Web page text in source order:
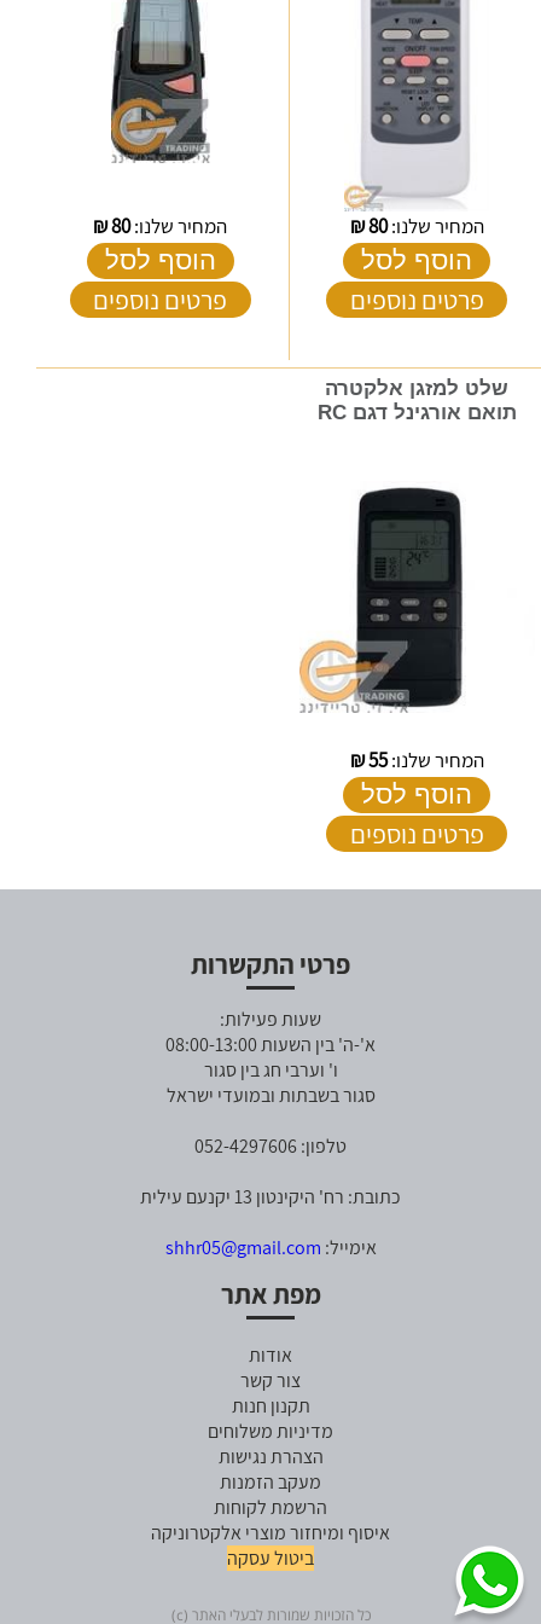
המחיר שלנו:80
₪
הוסף לסל
פרטים נוספים
המחיר שלנו:80
₪
הוסף לסל
פרטים נוספים
שלט למזגן אלקטרה
תואם אורגינל דגם RC
המחיר שלנו:55
₪
הוסף לסל
פרטים נוספים
פרטי התקשרות
שעות פעילות:
א'-ה' בין השעות 08:00-13:00
ו' וערבי חג בין סגור
סגור בשבתות ובמועדי ישראל
טלפון: 052-4297606
כתובת: רח' היקינטון 13 יקנעם עילית
אימייל: shhr05@gmail.com
מפת אתר
אודות
צור קשר
תקנון חנות
מדיניות משלוחים
הצהרת נגישות
מעקב הזמנות
הרשמת לקוחות
איסוף ומיחזור מוצרי אלקטרוניקה
ביטול עסקה
כל הזכויות שמורות לבעלי האתר (c)